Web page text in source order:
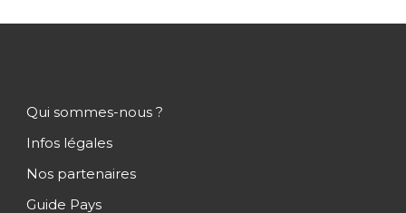
Qui sommes-nous ?
Infos légales
Nos partenaires
Guide Pays